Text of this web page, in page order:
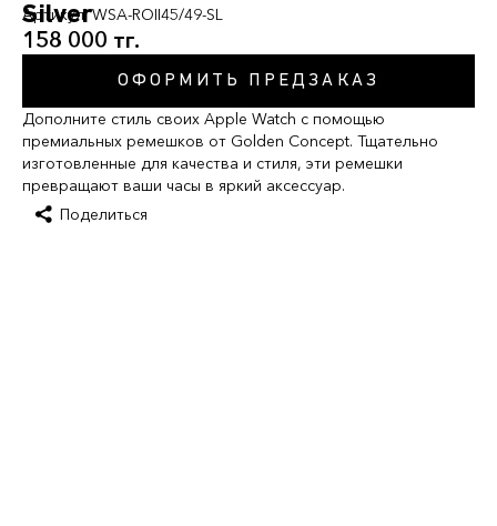
Silver
Артикул:WSA-ROII45/49-SL
158 000 тг.
ОФОРМИТЬ ПРЕДЗАКАЗ
Дополните стиль своих Apple Watch с помощью
премиальных ремешков от Golden Concept. Тщательно
изготовленные для качества и стиля, эти ремешки
превращают ваши часы в яркий аксессуар.
Поделиться